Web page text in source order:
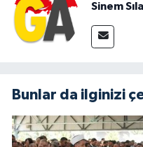
Sinem
Bunlar da ilginizi